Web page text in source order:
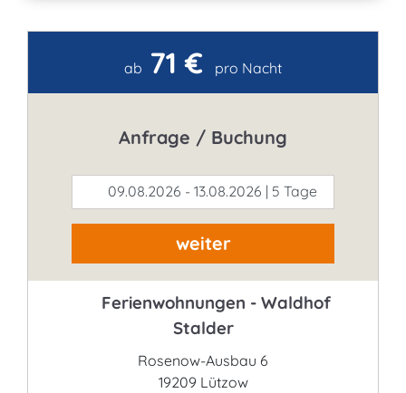
Kontakt
ab 71 € pro Nacht
Anfrage / Buchung
09.08.2026 - 13.08.2026 | 5 Tage
weiter
Ferienwohnungen - Waldhof
Stalder
Rosenow-Ausbau 6
19209 Lützow